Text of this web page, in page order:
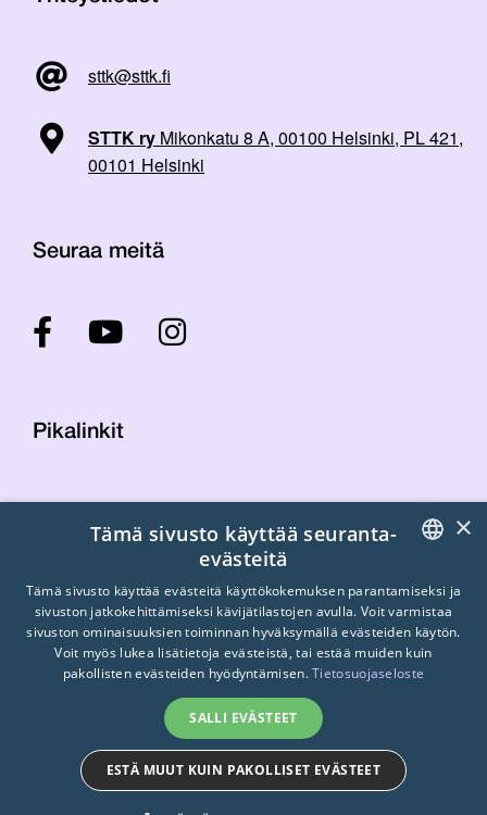
sttk@sttk.fi
STTK ry Mikonkatu 8 A, 00100 Helsinki, PL 421,
00101 Helsinki
Seuraa meitä
Pikalinkit
Laskutustiedot
Tietosuojaseloste
Turvallisemman tilan periaatteet
© 2026 STTK. Made with ❤ byAvoin.Systems
FINNISH
SWEDISH
×
Tämä sivusto käyttää seuranta-
evästeitä
Tämä sivusto käyttää evästeitä käyttökokemuksen parantamiseksi ja
sivuston jatkokehittämiseksi kävijätilastojen avulla. Voit varmistaa
sivuston ominaisuuksien toiminnan hyväksymällä evästeiden käytön.
Voit myös lukea lisätietoja evästeistä, tai estää muiden kuin
pakollisten evästeiden hyödyntämisen.Tietosuojaseloste
SALLI EVÄSTEET
ESTÄ MUUT KUIN PAKOLLISET EVÄSTEET